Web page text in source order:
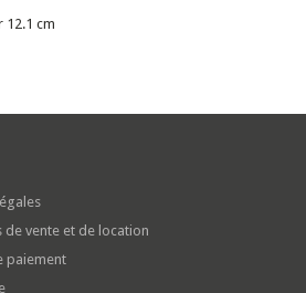
12.1 cm
de vente et de location
paiement